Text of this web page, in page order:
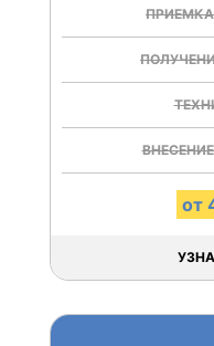
от